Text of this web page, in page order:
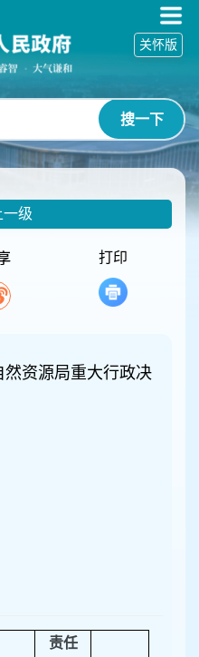
搜一下
关怀版
一级
打印
资源局重大行政决
责任